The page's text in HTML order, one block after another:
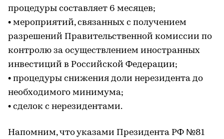
процедуры составляет 6 месяцев;
• мероприятий, связанных с получением
разрешений Правительственной комиссии по
контролю за осуществлением иностранных
инвестиций в Российской Федерации;
• процедуры снижения доли нерезидента до
необходимого минимума;
• сделок с нерезидентами.
Напомним, что указами Президента РФ №81